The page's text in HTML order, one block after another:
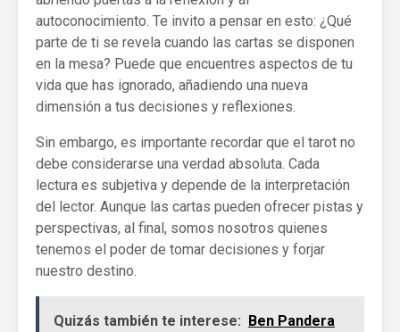
autoconocimiento. Te invito a pensar en esto: ¿Qué
parte de ti se revela cuando las cartas se disponen
en la mesa? Puede que encuentres aspectos de tu
vida que has ignorado, añadiendo una nueva
dimensión a tus decisiones y reflexiones.
Sin embargo, es importante recordar que el tarot no
debe considerarse una verdad absoluta. Cada
lectura es subjetiva y depende de la interpretación
del lector. Aunque las cartas pueden ofrecer pistas y
perspectivas, al final, somos nosotros quienes
tenemos el poder de tomar decisiones y forjar
nuestro destino.
Quizás también te interese: Ben Pandera